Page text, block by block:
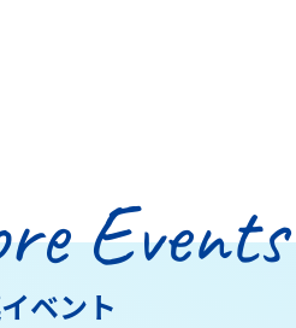
Events
ベント